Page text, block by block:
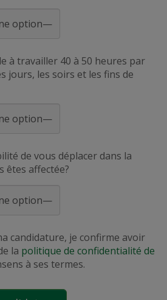
à travailler 40 à 50 heures par
jours, les soirs et les fins de
de vous déplacer dans la
êtes affectée?
candidature, je confirme avoir
la politique de confidentialité de
à ses termes.